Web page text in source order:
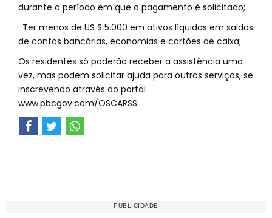
durante o período em que o pagamento é solicitado;
· Ter menos de US $ 5.000 em ativos líquidos em saldos
de contas bancárias, economias e cartões de caixa;
Os residentes só poderão receber a assistência uma
vez, mas podem solicitar ajuda para outros serviços, se
inscrevendo através do portal
www.pbcgov.com/OSCARSS.